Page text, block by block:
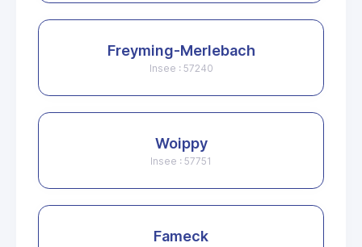
Freyming-Merlebach
Insee : 57240
Woippy
Insee : 57751
Fameck